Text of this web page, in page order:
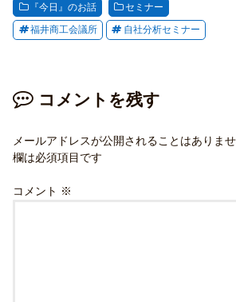
『今日』のお話 セミナー
福井商工会議所 自社分析セミナー
コメントを残す
メールアドレスが公開されることはありませ
欄は必須項目です
コメント ※